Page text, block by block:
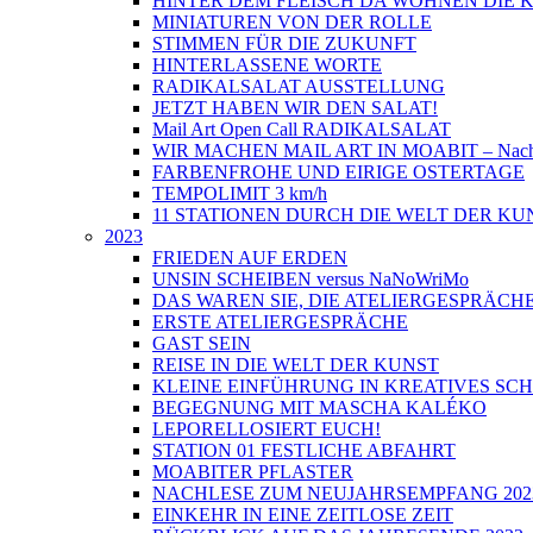
MINIATUREN VON DER ROLLE
STIMMEN FÜR DIE ZUKUNFT
HINTERLASSENE WORTE
RADIKALSALAT AUSSTELLUNG
JETZT HABEN WIR DEN SALAT!
Mail Art Open Call RADIKALSALAT
WIR MACHEN MAIL ART IN MOABIT –
FARBENFROHE UND EIRIGE OSTERTAGE
TEMPOLIMIT 3 km/h
11 STATIONEN DURCH DIE WELT DER
2023
FRIEDEN AUF ERDEN
UNSIN SCHEIBEN versus NaNoWriMo
DAS WAREN SIE, DIE
ERSTE ATELIERGESPRÄCHE
GAST SEIN
REISE IN DIE WELT DER KUNST
KLEINE EINFÜHRUNG IN KREATIVES
BEGEGNUNG MIT MASCHA KALÉKO
LEPORELLOSIERT EUCH!
STATION 01 FESTLICHE ABFAHRT
MOABITER PFLASTER
NACHLESE ZUM NEUJAHRSEMPFANG
EINKEHR IN EINE ZEITLOSE ZEIT